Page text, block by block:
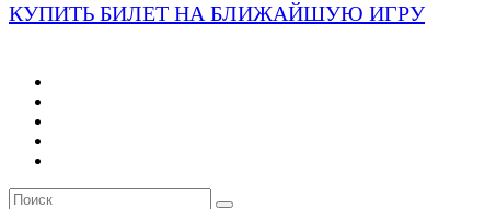
КУПИТЬ БИЛЕТ НА БЛИЖАЙШУЮ ИГРУ